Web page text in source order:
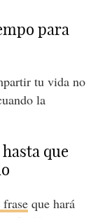
para
tu vida no
la
que
que hará